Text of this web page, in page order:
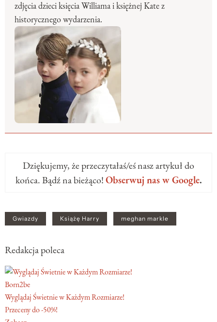
zdjęcia dzieci księcia Williama i księżnej Kate z
historycznego wydarzenia.
Dziękujemy, że przeczytałaś/eś nasz artykuł do
końca. Bądź na bieżąco!Obserwuj nas w Google.
Gwiazdy Książę Harry meghan markle
Redakcja poleca
Born2be
Wyglądaj Świetnie w Każdym Rozmiarze!
Przeceny do -50%!